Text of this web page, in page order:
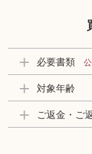
必要書類
対象年齢
ご返金・ご